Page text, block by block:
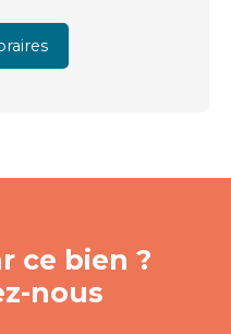
ce bien ?
nous